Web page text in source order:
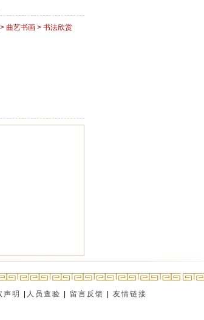
> 曲艺书画 > 书法欣赏
声明 人员查验 留言反馈 友情链接